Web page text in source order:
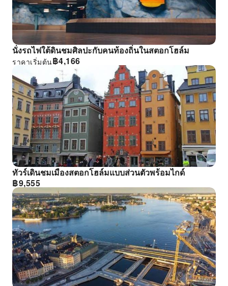
นั่งรถไฟใต้ดินชมศิลปะกับคนท้องถิ่นในสตอกโฮล์ม
฿4,166
ราคาเริ่มต้น
ทัวร์เดินชมเมืองสตอกโฮล์มแบบส่วนตัวพร้อมไกด์
฿9,555